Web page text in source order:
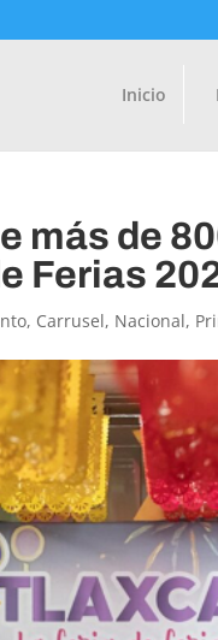
Inicio
más de
Ferias
, Carrusel, Nacional,